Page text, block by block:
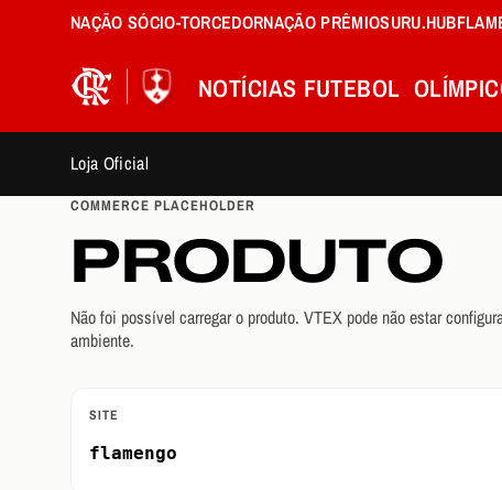
NAÇÃO SÓCIO-TORCEDORNAÇÃO PRÊMIOSURU.HUB
NOTÍCIAS FUTEBOL
Loja Oficial
COMMERCE PLACEHOLDER
PRODUTO
Não foi possível carregar o produto. VTEX pode não estar
ambiente.
SITE
flamengo